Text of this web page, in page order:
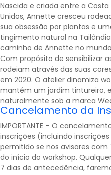
Nascida e criada entre a Costa
Unidos, Annette cresceu
sua obsessão por plantas e
tingimento natural na
caminho de Annette no
Com propósito de sensibilizar
rodeiam através das suas
em 2020. O atelier dinamiza
mantém um jardim tintureiro,
naturalmente sob a marca
Cancelamento da
IMPORTANTE – O
inscrições (incluindo
permitido se nos avisares
do início do workshop.
7 dias de antecedência,